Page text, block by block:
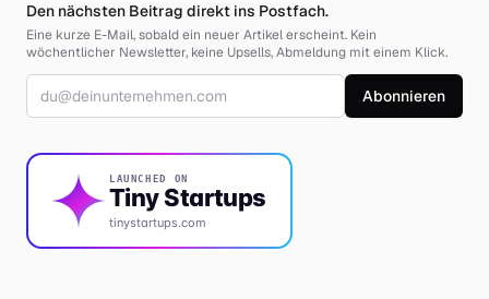
Den nächsten Beitrag direkt ins Postfach.
Eine kurze E-Mail, sobald ein neuer Artikel erscheint. Kein
wöchentlicher Newsletter, keine Upsells, Abmeldung mit einem Klick.
E-Mail-Adresse Abonnieren
LAUNCHED ON
Tiny Startups
tinystartups.com